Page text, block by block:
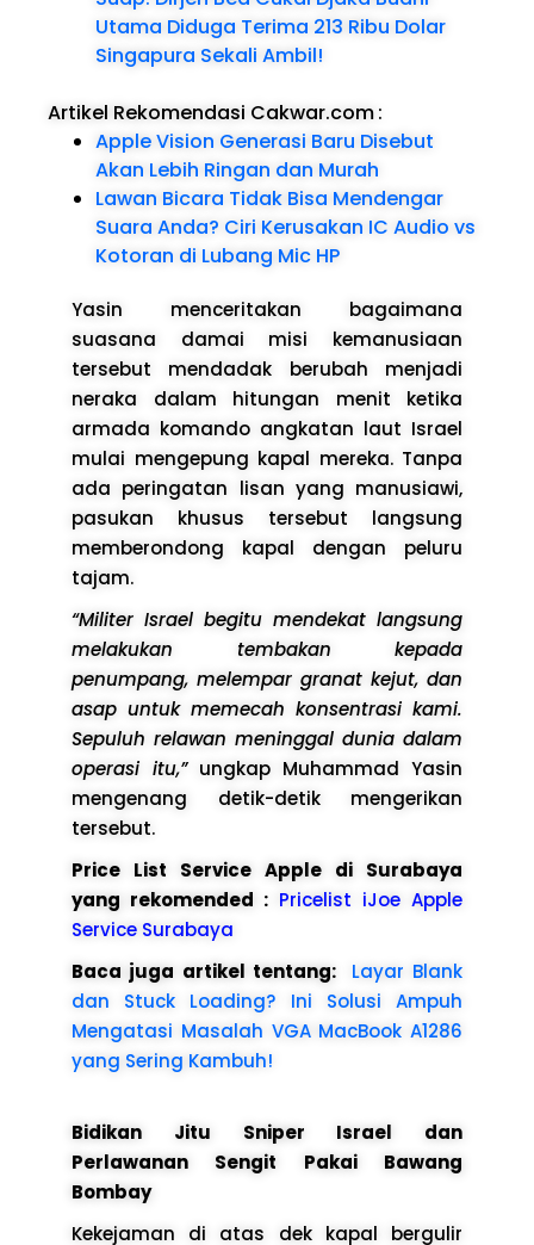
Utama Diduga Terima 213 Ribu Dolar
Singapura Sekali Ambil!
Artikel Rekomendasi Cakwar.com:
Apple Vision Generasi Baru Disebut
Akan Lebih Ringan dan Murah
Lawan Bicara Tidak Bisa Mendengar
Suara Anda? Ciri Kerusakan IC Audio vs
Kotoran di Lubang Mic HP
Yasin menceritakan bagaimana
suasana damai misi kemanusiaan
tersebut mendadak berubah menjadi
neraka dalam hitungan menit ketika
armada komando angkatan laut Israel
mulai mengepung kapal mereka. Tanpa
ada peringatan lisan yang manusiawi,
pasukan khusus tersebut langsung
memberondong kapal dengan peluru
tajam.
“Militer Israel begitu mendekat langsung
melakukan tembakan kepada
penumpang, melempar granat kejut, dan
asap untuk memecah konsentrasi kami.
Sepuluh relawan meninggal dunia dalam
operasi itu,”ungkap Muhammad Yasin
mengenang detik-detik mengerikan
tersebut.
Price List Service Apple di Surabaya
yang rekomended : Pricelist iJoe Apple
Service Surabaya
Baca juga artikel tentang: Layar Blank
dan Stuck Loading? Ini Solusi Ampuh
Mengatasi Masalah VGA MacBook A1286
yang Sering Kambuh!
Bidikan Jitu Sniper Israel dan
Perlawanan Sengit Pakai Bawang
Bombay
Kekejaman di atas dek kapal bergulir